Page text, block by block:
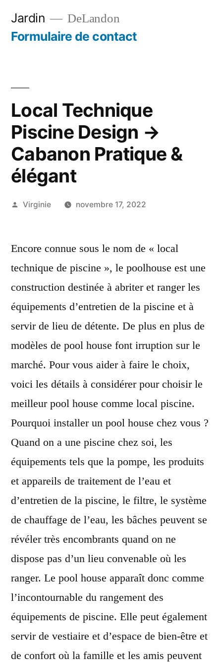
Jardin DeLandon
Formulaire de contact
Local Technique
Piscine Design →
Cabanon Pratique &
élégant
Publié
Virginie novembre 17, 2022
Encore connue sous le nom de « local
technique de piscine », le poolhouse est une
construction destinée à abriter et ranger les
équipements d’entretien de la piscine et à
servir de lieu de détente. De plus en plus de
modèles de pool house font irruption sur le
marché. Pour vous aider à faire le choix,
voici les détails à considérer pour choisir le
meilleur pool house comme local piscine.
Pourquoi installer un pool house chez vous ?
Quand on a une piscine chez soi, les
équipements tels que la pompe, les produits
et appareils de traitement de l’eau et
d’entretien de la piscine, le filtre, le système
de chauffage de l’eau, les bâches peuvent se
révéler très encombrants quand on ne
dispose pas d’un lieu convenable où les
ranger. Le pool house apparaît donc comme
l’incontournable du rangement des
équipements de piscine. Elle peut également
servir de vestiaire et d’espace de bien-être et
de confort où la famille et les amis peuvent